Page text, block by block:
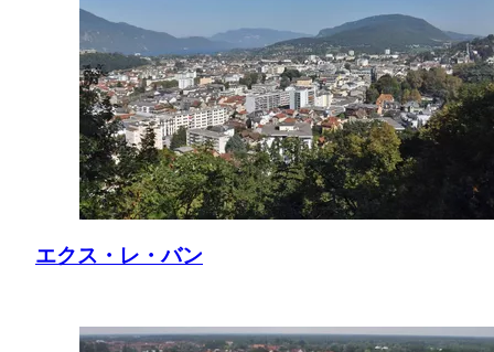
エクス・レ・バン